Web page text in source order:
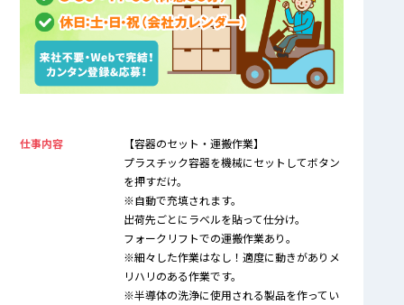
仕事内容
【容器のセット・運搬作業】
プラスチック容器を機械にセットしてボタン
を押すだけ。
※自動で充填されます。
出荷先ごとにラベルを貼って仕分け。
フォークリフトでの運搬作業あり。
※細々した作業はなし！適度に動きがありメ
リハリのある作業です。
※半導体の洗浄に使用される製品を作ってい